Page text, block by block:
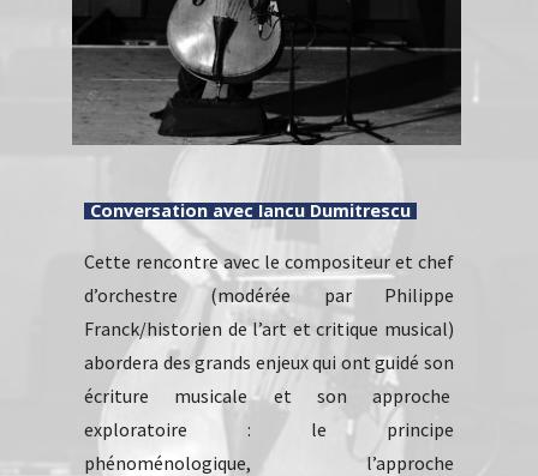
Conversation avec Iancu Dumitrescu
Cette rencontre avec le compositeur et chef
d’orchestre (modérée par Philippe
Franck/historien de l’art et critique musical)
abordera des grands enjeux qui ont guidé son
écriture musicale et son approche
exploratoire : le principe
phénoménologique, l’approche